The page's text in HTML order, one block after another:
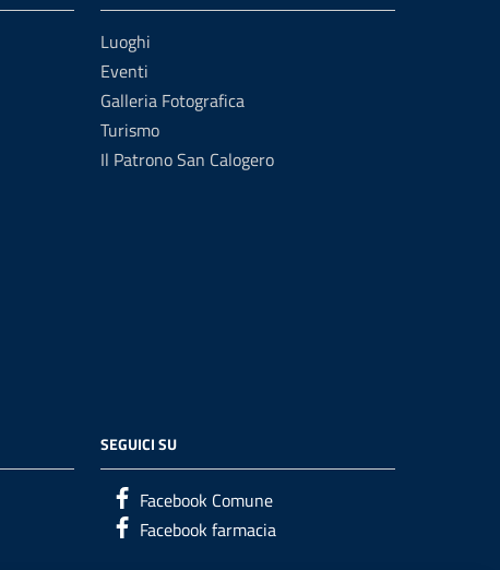
Luoghi
Eventi
Galleria Fotografica
Turismo
Il Patrono San Calogero
SEGUICI SU
Facebook Comune
Facebook farmacia